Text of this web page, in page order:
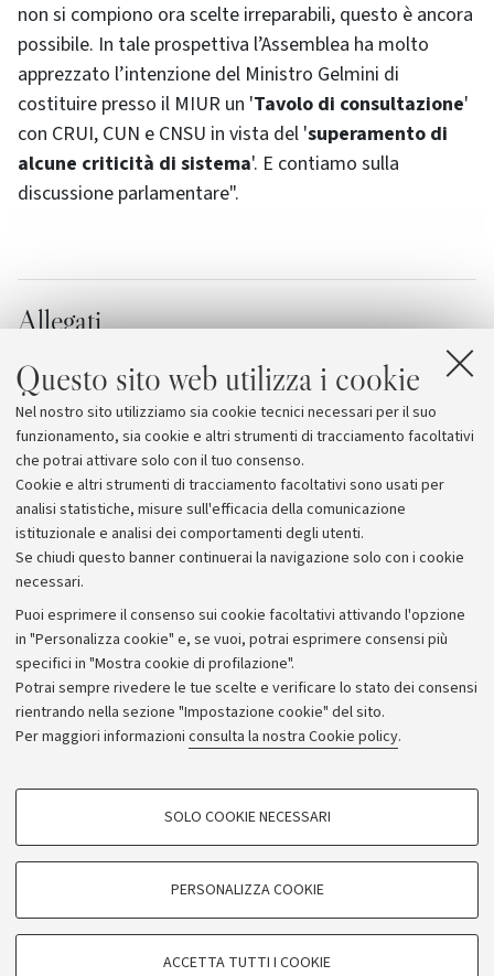
Questo sito web utilizza i cookie
Nel nostro sito utilizziamo sia cookie tecnici necessari per il suo
funzionamento, sia cookie e altri strumenti di tracciamento facoltativi
che potrai attivare solo con il tuo consenso.
Cookie e altri strumenti di tracciamento facoltativi sono usati per
analisi statistiche, misure sull'efficacia della comunicazione
istituzionale e analisi dei comportamenti degli utenti.
Se chiudi questo banner continuerai la navigazione solo con i cookie
necessari.
Puoi esprimere il consenso sui cookie facoltativi attivando l'opzione
in "Personalizza cookie" e, se vuoi, potrai esprimere consensi più
specifici in "Mostra cookie di profilazione".
Potrai sempre rivedere le tue scelte e verificare lo stato dei consensi
rientrando nella sezione "Impostazione cookie" del sito.
Per maggiori informazioni consulta la nostra Cookie policy.
COOKIE DI PROFILAZIONE - FACOLTATIVI
COOKIE TECNICI - NECESSARI
SOLO COOKIE NECESSARI
PERSONALIZZA COOKIE
ACCETTA TUTTI I COOKIE
non si compiono ora scelte irreparabili, questo è ancora
possibile. In tale prospettiva l’Assemblea ha molto
apprezzato l’intenzione del Ministro Gelmini di
costituire presso il MIUR un 'Tavolo di consultazione'
con CRUI, CUN e CNSU in vista del 'superamento di
alcune criticità di sistema'. E contiamo sulla
discussione parlamentare".
Allegati
Il documento approvato dall'Assemblea
[77.6 KB]
CRUI
Archivio
Comunicati stampa
Redazione
Rassegna stampa
© Copyright 2026 - ALMA MATER STUDIORUM - Università di
Bologna - Via Zamboni, 33 - 40126 Bologna - PI: 01131710376 -
CF: 80007010376